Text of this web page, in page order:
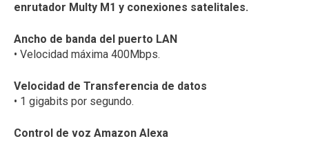
enrutador Multy M1 y conexiones satelitales.
Ancho de banda del puerto LAN
• Velocidad máxima 400Mbps.
Velocidad de Transferencia de datos
• 1 gigabits por segundo.
Control de voz Amazon Alexa